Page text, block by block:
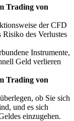
Trading von
der CFD
des Verlustes
Instrumente,
Geld verlieren
Trading von
ob Sie sich
und es sich
einzugehen.